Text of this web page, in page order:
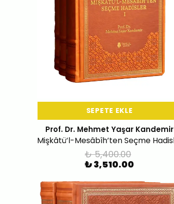
SEPETE EKLE
Prof. Dr. Mehmet Yaşar Kandemir
₺ 5,400.00
₺ 3,510.00